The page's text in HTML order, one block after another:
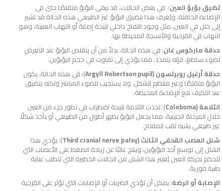
تضيق بؤبؤ العين: في بعض الحالات، قد يبقى البؤبؤ متقلصًا حتى في
الإضاءة الخافتة، ويُعرف هذا بتضيق البؤبؤ غير الطبيعي هذه الحالة قد تشير
إلى خلل في العين، مثل وجود انتفاخ داخلي نتيجة إصابة أو التهاب العنبية، وهو
التهاب في القزحية والأنسجة المحيطة بها.
حدقة ماركوس غان: في هذه الحالة، بدلاً من أن يتقلص البؤبؤ عند التعرض
لضوء ساطع، فإنه يتمدد، مما يؤدي إلى تفاوت في حجم البؤبؤين.
حدقة أرغيل روبرتسون (Argyll Robertson pupil
): في هذه الحالة، يكون
البؤبؤ متقلصًا وغير منتظم الشكل، ولا يستجيب للضوء المباشر ولكنه يتضيق
عند التكيف مع الإضاءة المحيطة.
الثلامة (Coloboma
): تحدث الثلامة نتيجة اضطراب في تطور جزء من العين
خلال المرحلة الجنينية، مما يجعل البؤبؤ يظهر أطول من الطبيعي أو يأخذ شكلًا
غير طبيعي يشبه ثقب المفتاح.
شلل العصب القحفي الثالث (Third cranial nerve palsy
): يؤدي هذا
الشلل إلى توسع أحد البؤبؤين، وينتج غالبًا عن زيادة الضغط على الأعصاب التي
تتحكم بحركة العين يُعتبر هذا الشلل من الحالات الخطيرة التي تتطلب عناية
طبية فورية.
الإصابة أو الرضة: يمكن أن تؤدي الضربات أو الإصابات التي تؤثر على القزحية